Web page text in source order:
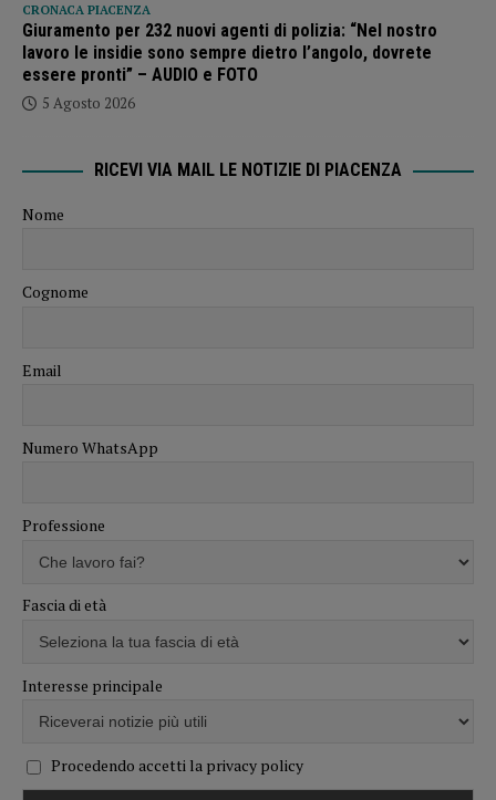
CRONACA PIACENZA
Giuramento per 232 nuovi agenti di polizia: “Nel nostro
lavoro le insidie sono sempre dietro l’angolo, dovrete
essere pronti” – AUDIO e FOTO
5 Agosto 2026
RICEVI VIA MAIL LE NOTIZIE DI PIACENZA
Nome
Cognome
Email
Numero WhatsApp
Professione
Fascia di età
Interesse principale
Procedendo accetti la privacy policy